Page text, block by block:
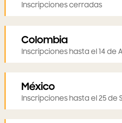
Inscripciones cerradas
Colombia
Inscripciones hasta el 14 de
México
Inscripciones hasta el 25 de